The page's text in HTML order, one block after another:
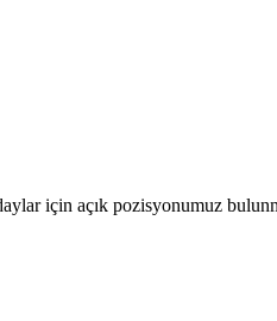
için açık pozisyonumuz